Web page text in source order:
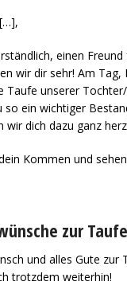
einen Freund
wir dir sehr! Am Tag,
Taufe unserer
so ein wichtiger
wir dich dazu ganz
Kommen und
zur Taufe
und alles Gute zur
trotzdem weiterhin!